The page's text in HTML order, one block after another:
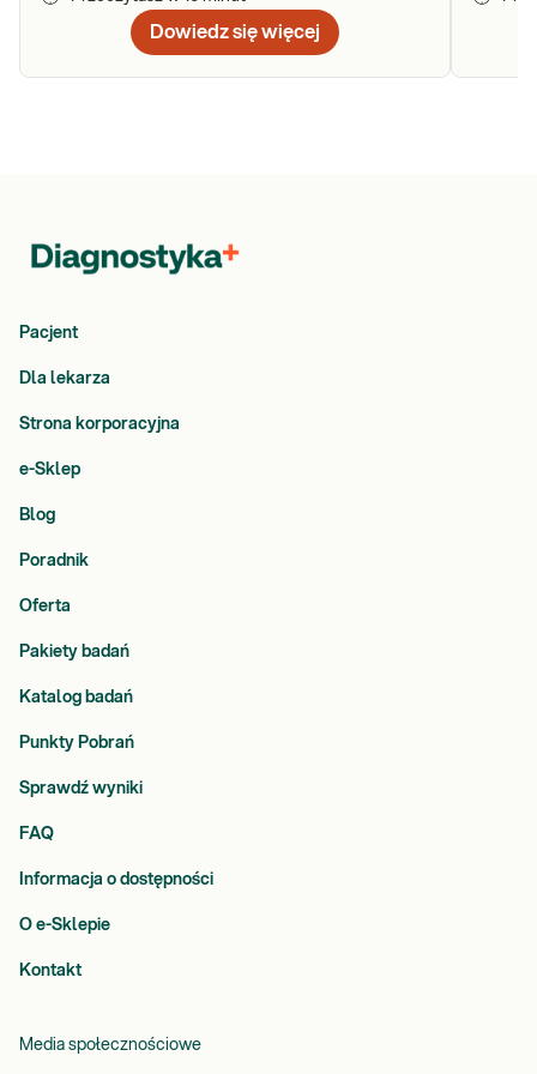
infekcji oraz analizę fragmentacji DNA plemników, która pozwala
ocenić stan materiału genetycznego.
rekomenduje się parom, które mimo roku regularnych starań, bez
stosowania antykoncepcji, nie doczekały się upragnionej ciąży.
problemy zdrowotne dotyczące układu rozrodczego, takie jak
Przy problemach z poczęciem
stara się o dziecko przez rok lub dłużej, seminogram może
radioterapia czy chemioterapia, mogą wpływać na płodność.
Po operacjach układu rozrodczego
powinni rozważyć seminogram, aby ocenić wpływ zabiegu
Przed zabiegami wspomaganego rozrodu
nasienia jest kluczowa przed przystąpieniem do procedur,
jakość nasienia, dlatego w takich przypadkach zalecana jest
Przygotowanie do badania nasienia – co
warto wiedzieć?
przestrzegać kilku istotnych zaleceń. Jednym z najważniejszych
Dowiedz się więcej
Pacjent
Dla lekarza
Strona korporacyjna
e-Sklep
Blog
Poradnik
Oferta
Pakiety badań
Katalog badań
Punkty Pobrań
Sprawdź wyniki
FAQ
Informacja o dostępności
O e-Sklepie
Kontakt
Media społecznościowe